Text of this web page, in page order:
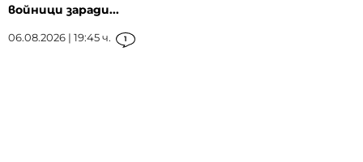
войници заради...
06.08.2026 | 19:45 ч. 1